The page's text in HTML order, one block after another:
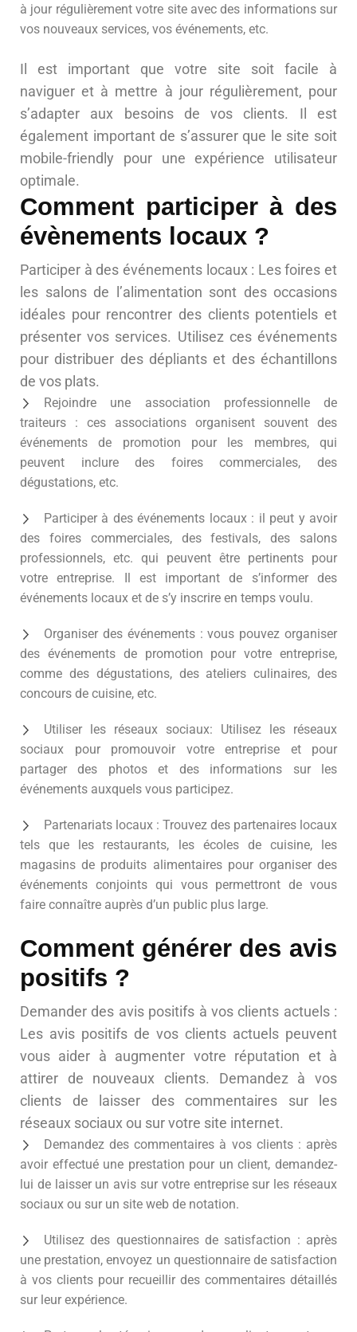
à jour régulièrement votre site avec des informations sur
vos nouveaux services, vos événements, etc.
Il est important que votre site soit facile à
naviguer et à mettre à jour régulièrement, pour
s’adapter aux besoins de vos clients. Il est
également important de s’assurer que le site soit
mobile-friendly pour une expérience utilisateur
optimale.
Comment participer à des
évènements locaux ?
Participer à des événements locaux : Les foires et
les salons de l’alimentation sont des occasions
idéales pour rencontrer des clients potentiels et
présenter vos services. Utilisez ces événements
pour distribuer des dépliants et des échantillons
de vos plats.
Rejoindre une association professionnelle de
traiteurs : ces associations organisent souvent des
événements de promotion pour les membres, qui
peuvent inclure des foires commerciales, des
dégustations, etc.
Participer à des événements locaux : il peut y avoir
des foires commerciales, des festivals, des salons
professionnels, etc. qui peuvent être pertinents pour
votre entreprise. Il est important de s’informer des
événements locaux et de s’y inscrire en temps voulu.
Organiser des événements : vous pouvez organiser
des événements de promotion pour votre entreprise,
comme des dégustations, des ateliers culinaires, des
concours de cuisine, etc.
Utiliser les réseaux sociaux: Utilisez les réseaux
sociaux pour promouvoir votre entreprise et pour
partager des photos et des informations sur les
événements auxquels vous participez.
Partenariats locaux : Trouvez des partenaires locaux
tels que les restaurants, les écoles de cuisine, les
magasins de produits alimentaires pour organiser des
événements conjoints qui vous permettront de vous
faire connaître auprès d’un public plus large.
Comment générer des avis
positifs ?
Demander des avis positifs à vos clients actuels :
Les avis positifs de vos clients actuels peuvent
vous aider à augmenter votre réputation et à
attirer de nouveaux clients. Demandez à vos
clients de laisser des commentaires sur les
réseaux sociaux ou sur votre site internet.
Demandez des commentaires à vos clients : après
avoir effectué une prestation pour un client, demandez-
lui de laisser un avis sur votre entreprise sur les réseaux
sociaux ou sur un site web de notation.
Utilisez des questionnaires de satisfaction : après
une prestation, envoyez un questionnaire de satisfaction
à vos clients pour recueillir des commentaires détaillés
sur leur expérience.